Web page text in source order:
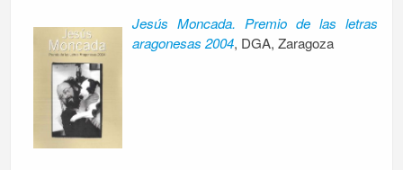
Jesús Moncada. Premio de las letras
aragonesas 2004, DGA, Zaragoza